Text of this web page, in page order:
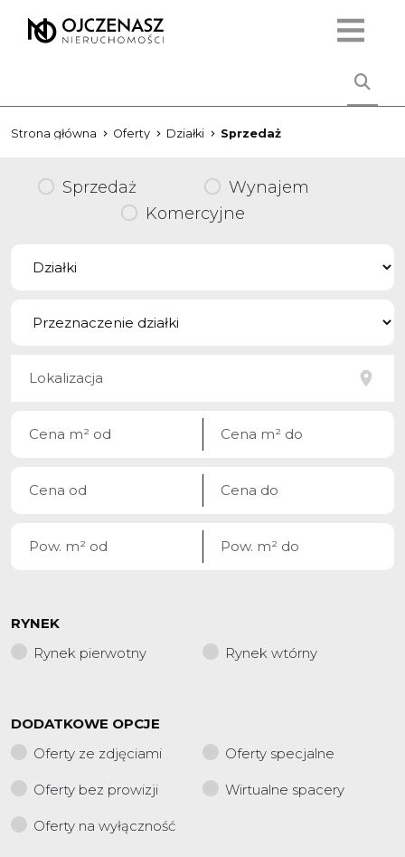
Strona główna Oferty Działki Sprzedaż
Sprzedaż
Wynajem
Komercyjne
RYNEK
Rynek pierwotny
Rynek wtórny
DODATKOWE OPCJE
Oferty ze zdjęciami
Oferty specjalne
Oferty bez prowizji Wirtualne spacery
Oferty na wyłączność